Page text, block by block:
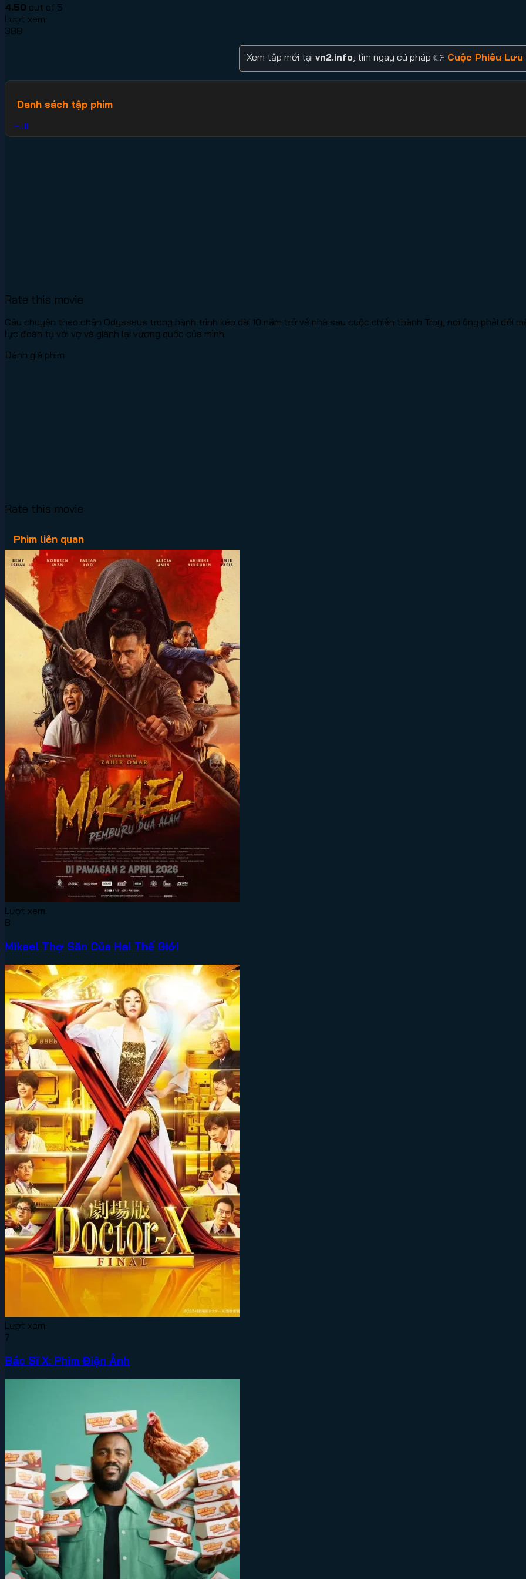
4.50 out of 5
Lượt xem:
388
Xem tập mới tại vn2.info , tìm ngay cú pháp 👉 Cuộc Phiêu Lưu
Danh sách tập phim
Full
Rate this movie
Câu chuyện theo chân Odysseus trong hành trình kéo dài 10 năm trở về nhà sau cuộc chiến thành Troy, nơi ông phải
lực đoàn tụ với vợ và giành lại vương quốc của mình.
Đánh giá phim
Rate this movie
Phim liên quan
Lượt xem:
8
Mikael Thợ Săn Của Hai Thế Giới
Lượt xem:
7
Bác Sĩ X: Phim Điện Ảnh